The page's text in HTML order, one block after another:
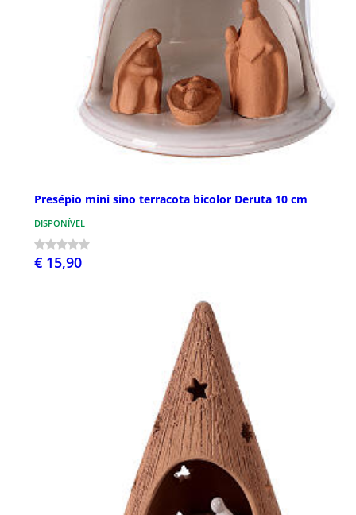
Presépio mini sino terracota bicolor Deruta 10 cm
DISPONÍVEL
€ 15,90